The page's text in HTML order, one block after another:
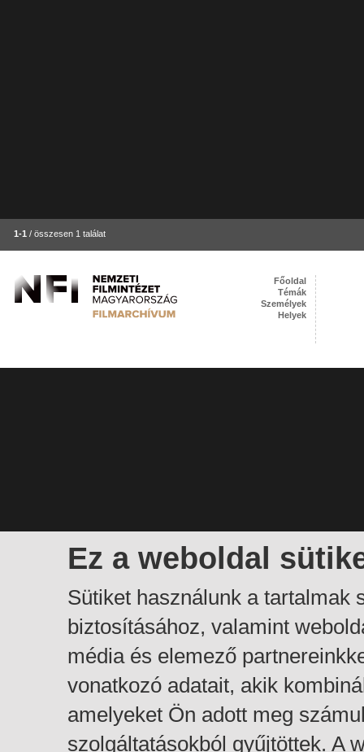
1-1 / összesen 1 találat
Ez a weboldal
Sütiket használunk a tartalmak
biztosításához, valamint
média és elemező
vonatkozó adatait, akik
amelyeket Ön adott meg
szolgáltatásokból gyűjtöttek. A
Főoldal
Témák
Személyek
Helyek